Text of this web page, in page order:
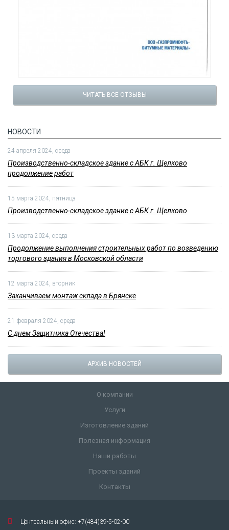
ЧИТАТЬ ВСЕ ОТЗЫВЫ
НОВОСТИ
24 апреля 2024, среда
Производственно-складское здание с АБК г. Щелково
продолжение работ
15 марта 2024, пятница
Производственно-складское здание с АБК г. Щелково
13 марта 2024, среда
Продолжение выполнения строительных работ по возведению
торгового здания в Московской области
12 марта 2024, вторник
Заканчиваем монтаж склада в Брянске
21 февраля 2024, среда
С днем Защитника Отечества!
АРХИВ НОВОСТЕЙ
О компании
Услуги
Изготовление зданий
Полезная информация
Наши работы
Проекты зданий
Контакты
Центральный офис: +7(484)39-5-02-00